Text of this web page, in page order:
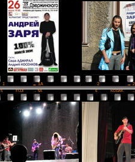
1 → 1A 2 →
5 FUJI → 5A 6 KODAK →